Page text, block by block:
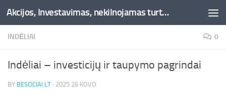
Skip to content Akcijos, Investavimas, nekilnojamas turtas, kriptovaliutos - Besociai.lt
INDĖLIAI 0
Indėliai – investicijų ir taupymo pagrindai
BY BESOCIAI.LT · 2025 26 KOVO